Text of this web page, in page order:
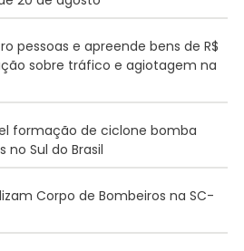
pessoas e apreende bens de R$
sobre tráfico e agiotagem na
formação de ciclone bomba
Sul do Brasil
Corpo de Bombeiros na SC-